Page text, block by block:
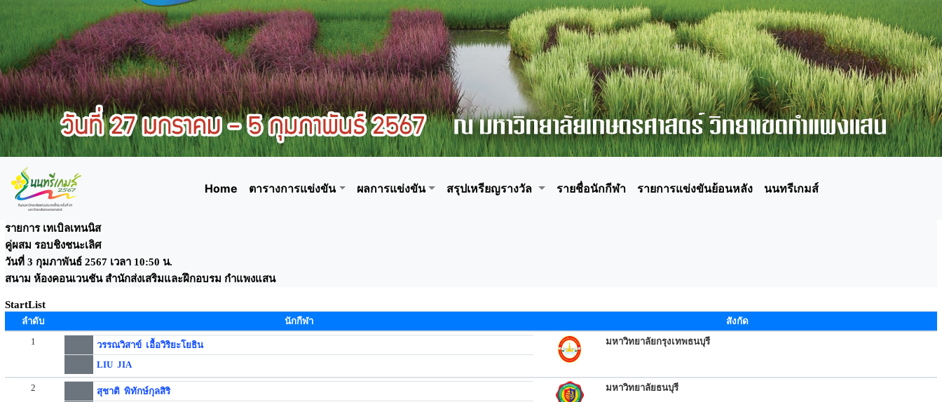
Home ตารางการแข่งขัน ผลการแข่งขัน สรุปเหรียญรางวัล รายชื่อนักกีฬา รายการแข่งขันย้อนหลัง นนทรีเกมส์
รายการ เทเบิลเทนนิส
คู่ผสม รอบชิงชนะเลิศ
วันที่ 3 กุมภาพันธ์ 2567 เวลา 10:50 น.
สนาม ห้องคอนเวนชัน สำนักส่งเสริมและฝึกอบรม กำแพงแสน
StartList
ลำดับ นักกีฬา
สังกัด
1
วรรณวิสาข์ เอื้อวิริยะโยธิน
LIU JIA
มหาวิทยาลัยกรุงเทพธนบุรี
2 สุชาติ พิทักษ์กุลสิริ มหาวิทยาลัยธนบุรี